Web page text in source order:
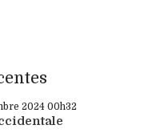
2024 00h32